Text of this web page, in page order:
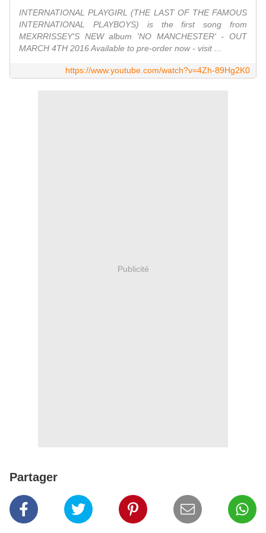
INTERNATIONAL PLAYGIRL (THE LAST OF THE FAMOUS
INTERNATIONAL PLAYBOYS) is the first song from
MEXRRISSEY'S NEW album 'NO MANCHESTER' - OUT
MARCH 4TH 2016 Available to pre-order now - visit ...
https://www.youtube.com/watch?v=4Zh-89Hg2K0
Publicité
Partager